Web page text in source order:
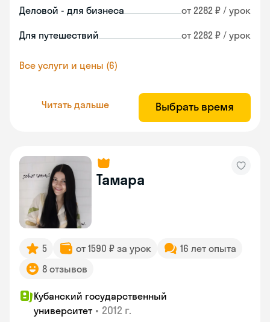
Деловой - для бизнеса от 2282 ₽ / урок
Для путешествий от 2282 ₽ / урок
Все услуги и цены (6)
Читать дальше Выбрать время
Тамара
5 от 1590 ₽ за урок
16 лет опыта
8 отзывов
Кубанский государственный
университет • 2012 г.